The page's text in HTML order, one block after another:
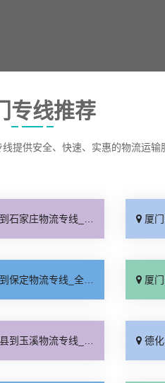
专线推荐
提供安全、快速、实惠的物流运输
庄物流专线_准时准点「多少公里」 厦门到
物流专线_全程直达「高效运输」 厦门到
溪物流专线_高效快运「要多少钱」 德化县